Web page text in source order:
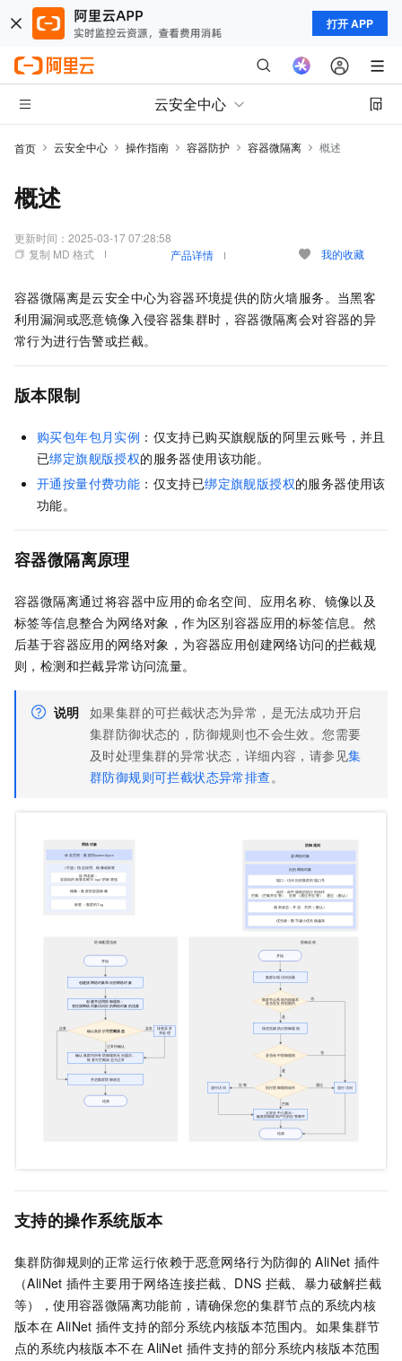
打开 APP
云安全中心
首页 云安全中心 操作指南 容器防护 容器微隔离 概述
概述
更新时间： 2025-03-17 07:28:58
复制 MD 格式
产品详情 我的收藏
容器微隔离是云安全中心为容器环境提供的防火墙服务。当黑客
利用漏洞或恶意镜像入侵容器集群时，容器微隔离会对容器的异
常行为进行告警或拦截。
版本限制
购买包年包月实例 ：仅支持已购买旗舰版的阿里云账号，并且
已绑定旗舰版授权的服务器使用该功能。
开通按量付费功能 ：仅支持已绑定旗舰版授权的服务器使用该
功能。
容器微隔离原理
容器微隔离通过将容器中应用的命名空间、应用名称、镜像以及
标签等信息整合为网络对象，作为区别容器应用的标签信息。然
后基于容器应用的网络对象，为容器应用创建网络访问的拦截规
则，检测和拦截异常访问流量。
说明 如果集群的可拦截状态为异常，是无法成功开启
集群防御状态的，防御规则也不会生效。您需要
及时处理集群的异常状态，详细内容，请参见集
群防御规则可拦截状态异常排查。
支持的操作系统版本
集群防御规则的正常运行依赖于恶意网络行为防御的 AliNet 插件
（AliNet 插件主要用于网络连接拦截、DNS 拦截、暴力破解拦截
等），使用容器微隔离功能前，请确保您的集群节点的系统内核
版本在 AliNet 插件支持的部分系统内核版本范围内。如果集群节
点的系统内核版本不在 AliNet 插件支持的部分系统内核版本范围